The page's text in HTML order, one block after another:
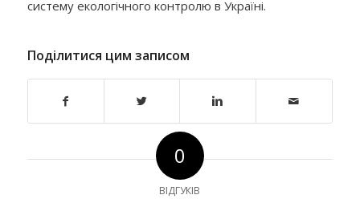
систему екологічного контролю в Україні.
Поділитися цим записом
0
ВІДГУКІВ